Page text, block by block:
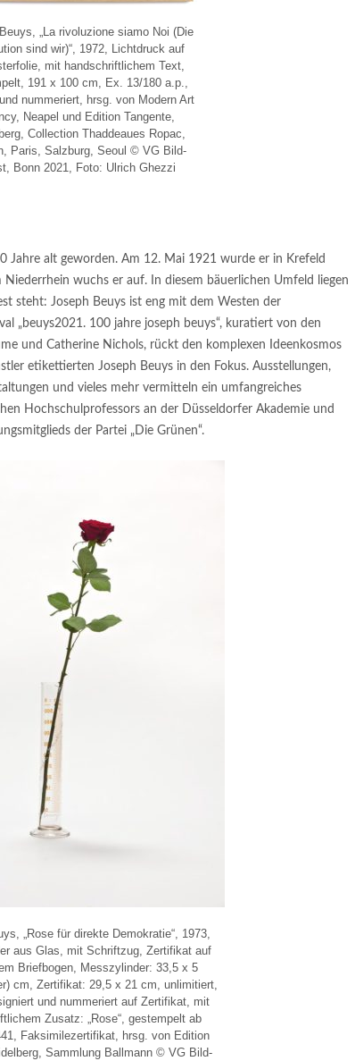
„La rivoluzione siamo Noi (Die
sind wir)“, 1972, Lichtdruck auf
mit handschriftlichem Text,
191 x 100 cm, Ex. 13/180 a.p.,
nummeriert, hrsg. von Modern Art
Neapel und Edition Tangente,
Collection Thaddeaues Ropac,
Paris, Salzburg, Seoul © VG Bild-
Bonn 2021, Foto: Ulrich Ghezzi
Jahre alt geworden. Am 12. Mai 1921 wurde er in Krefeld
Niederrhein wuchs er auf. In diesem bäuerlichen Umfeld liegen
steht: Joseph Beuys ist eng mit dem Westen der
„beuys2021. 100 jahre joseph beuys“, kuratiert von den
und Catherine Nichols, rückt den komplexen Ideenkosmos
etikettierten Joseph Beuys in den Fokus. Ausstellungen,
und vieles mehr vermitteln ein umfangreiches
Hochschulprofessors an der Düsseldorfer Akademie und
der Partei „Die Grünen“.
„Rose für direkte Demokratie“, 1973,
aus Glas, mit Schriftzug, Zertifikat auf
Briefbogen, Messzylinder: 33,5 x 5
cm, Zertifikat: 29,5 x 21 cm, unlimitiert,
und nummeriert auf Zertifikat, mit
Zusatz: „Rose“, gestempelt ab
Faksimilezertifikat, hrsg. von Edition
Sammlung Ballmann © VG Bild-